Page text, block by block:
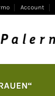
Account